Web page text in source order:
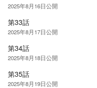
2025年8月16日公開
第33話
2025年8月17日公開
第34話
2025年8月18日公開
第35話
2025年8月19日公開